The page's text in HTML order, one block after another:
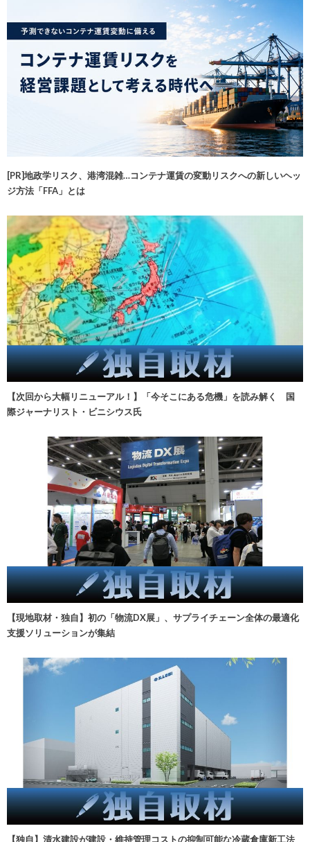
[PR]地政学リスク、港湾混雑…コンテナ運賃の変動リスクへの新しいヘッ
ジ方法「FFA」とは
【次回から大幅リニューアル！】「今そこにある危機」を読み解く 国
際ジャーナリスト・ビニシウス氏
【現地取材・独自】初の「物流DX展」、サプライチェーン全体の最適化
支援ソリューションが集結
【独自】清水建設が建設・維持管理コストの抑制可能な冷蔵倉庫新工法